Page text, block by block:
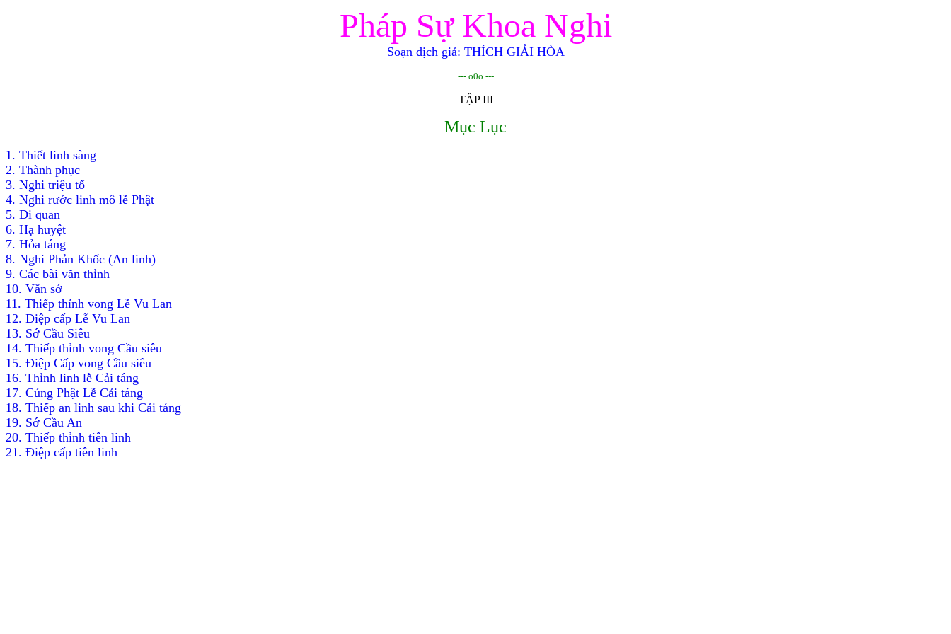
Pháp Sự Khoa Nghi
Soạn dịch giả: THÍCH GIẢI HÒA
--- o0o ---
TẬP III
Mục Lục
1. Thiết linh sàng
2. Thành phục
3. Nghi triệu tổ
4. Nghi rước linh mô lễ Phật
5. Di quan
6. Hạ huyệt
7. Hỏa táng
8. Nghi Phản Khốc (An linh)
9. Các bài văn thỉnh
10. Văn sớ
11. Thiếp thỉnh vong Lễ Vu Lan
12. Ðiệp cấp Lễ Vu Lan
13. Sớ Cầu Siêu
14. Thiếp thỉnh vong Cầu siêu
15. Ðiệp Cấp vong Cầu siêu
16. Thỉnh linh lễ Cải táng
17. Cúng Phật Lễ Cải táng
18. Thiếp an linh sau khi Cải táng
19. Sớ Cầu An
20. Thiếp thỉnh tiên linh
21. Ðiệp cấp tiên linh